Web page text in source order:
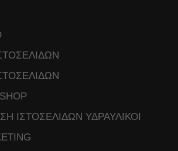
ΙΣΤΟΣΕΛΙΔΩΝ ΥΔΡΑΥΛΙΚΟΙ